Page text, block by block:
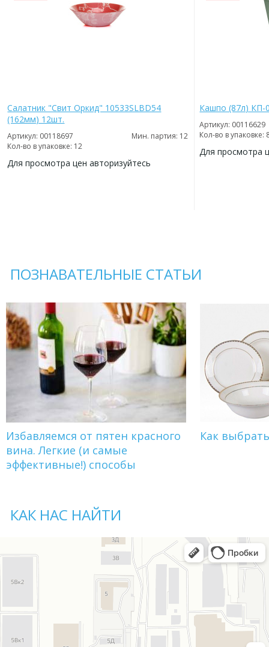
Салатник "Свит Оркид" 10533SLBD54
(162мм) 12шт.
Артикул: 00118697
Мин. партия: 12
Кол-во в упаковке: 12
Для просмотра цен авторизуйтесь
Кашпо (87л) КП-
Артикул: 00116629
Кол-во в упаковке:
Для просмотра
ПОЗНАВАТЕЛЬНЫЕ СТАТЬИ
Избавляемся от пятен красного
вина. Легкие (и самые
эффективные!) способы
Как
КАК НАС НАЙТИ